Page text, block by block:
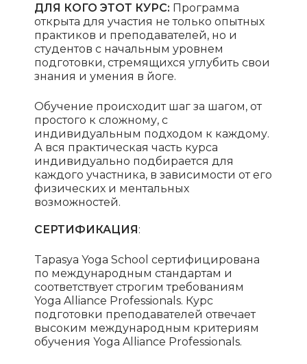
ДЛЯ КОГО ЭТОТ КУРС: Программа
открыта для участия не только опытных
практиков и преподавателей, но и
студентов с начальным уровнем
подготовки, стремящихся углубить свои
знания и умения в йоге.
Обучение происходит шаг за шагом, от
простого к сложному, с
индивидуальным подходом к каждому.
А вся практическая часть курса
индивидуально подбирается для
каждого участника, в зависимости от его
физических и ментальных
возможностей.
СЕРТИФИКАЦИЯ:
Tapasya Yoga School сертифицирована
по международным стандартам и
соответствует строгим требованиям
Yoga Alliance Professionals. Курс
подготовки преподавателей отвечает
высоким международным критериям
обучения Yoga Alliance Professionals.